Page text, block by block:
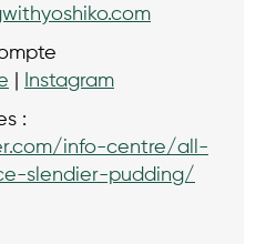
Instagram
:
info-centre/all-
slendier-pudding/